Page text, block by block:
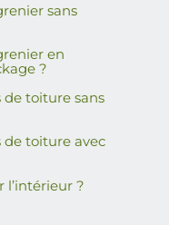
sans
en
?
toiture sans
toiture avec
l’intérieur ?